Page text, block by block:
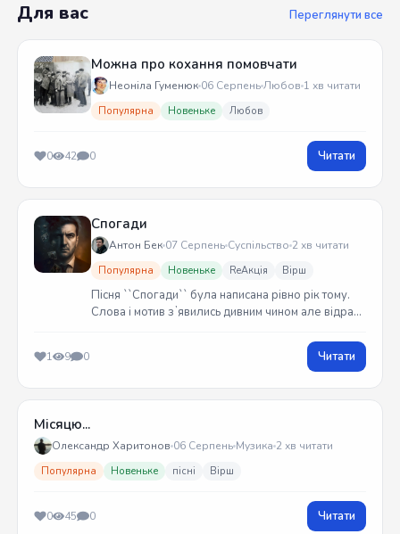
Для вас Переглянути все
Можна про кохання помовчати
Неоніла Гуменюк 06 СерпеньЛюбов 1 хв читати
Популярна Новеньке Любов
0 42 0 Читати
Спогади
Антон Бек 07 Серпень Суспільство 2 хв читати
Популярна Новеньке ReАкція Вірш
Пісня ``Спогади`` була написана рівно рік тому.
Слова і мотив зʼявились дивним чином але відразу
1 9 0 Читати
Місяцю...
Олександр Харитонов 06 Серпень Музика 2 хв читати
Популярна Новеньке пісні Вірш
0 45 0 Читати